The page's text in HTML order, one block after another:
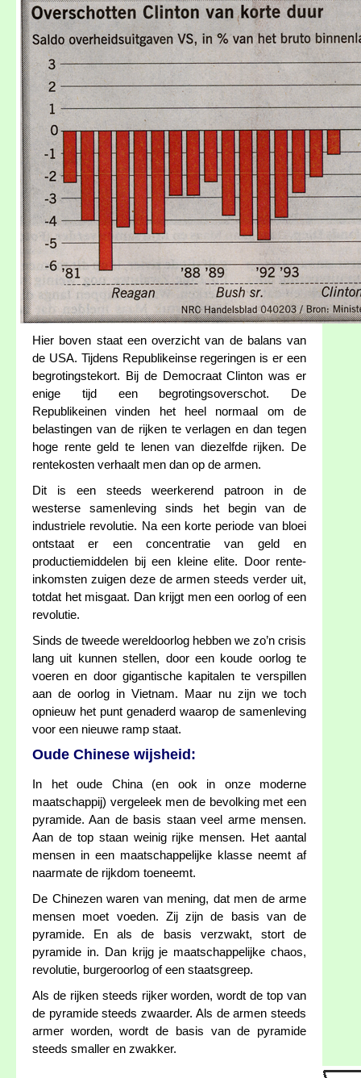
Hier boven staat een overzicht van de balans van
de USA. Tijdens Republikeinse regeringen is er een
begrotingstekort. Bij de Democraat Clinton was er
enige tijd een begrotingsoverschot. De
Republikeinen vinden het heel normaal om de
belastingen van de rijken te verlagen en dan tegen
hoge rente geld te lenen van diezelfde rijken. De
rentekosten verhaalt men dan op de armen.
Dit is een steeds weerkerend patroon in de
westerse samenleving sinds het begin van de
industriele revolutie. Na een korte periode van bloei
ontstaat er een concentratie van geld en
productiemiddelen bij een kleine elite. Door rente-
inkomsten zuigen deze de armen steeds verder uit,
totdat het misgaat. Dan krijgt men een oorlog of een
revolutie.
Sinds de tweede wereldoorlog hebben we zo’n crisis
lang uit kunnen stellen, door een koude oorlog te
voeren en door gigantische kapitalen te verspillen
aan de oorlog in Vietnam. Maar nu zijn we toch
opnieuw het punt genaderd waarop de samenleving
voor een nieuwe ramp staat.
Oude Chinese wijsheid:
In het oude China (en ook in onze moderne
maatschappij) vergeleek men de bevolking met een
pyramide. Aan de basis staan veel arme mensen.
Aan de top staan weinig rijke mensen. Het aantal
mensen in een maatschappelijke klasse neemt af
naarmate de rijkdom toeneemt.
De Chinezen waren van mening, dat men de arme
mensen moet voeden. Zij zijn de basis van de
pyramide. En als de basis verzwakt, stort de
pyramide in. Dan krijg je maatschappelijke chaos,
revolutie, burgeroorlog of een staatsgreep.
Als de rijken steeds rijker worden, wordt de top van
de pyramide steeds zwaarder. Als de armen steeds
armer worden, wordt de basis van de pyramide
steeds smaller en zwakker.